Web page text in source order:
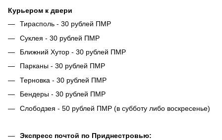
Курьером к двери
Тирасполь - 30 рублей ПМР
Суклея - 30 рублей ПМР
Ближний Хутор - 30 рублей ПМР
Парканы - 30 рублей ПМР
Терновка - 30 рублей ПМР
Бендеры - 30 рублей ПМР
Слободзея - 50 рублей ПМР (в субботу либо воскресенье)
Экспресс почтой по Приднестровью: